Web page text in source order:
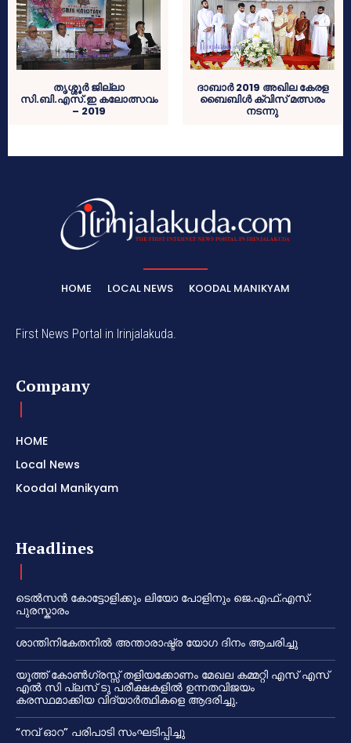
തൃശ്ശൂര്‍ ജില്ലാ
സി.ബി.എസ്.ഇ കലോത്സവം
– 2019
ദാബാര്‍ 2019 അഖില കേരള
ബൈബിള്‍ ക്വിസ് മത്സരം
നടന്നു
HOME LOCAL NEWS KOODAL MANIKYAM
First News Portal in Irinjalakuda.
Company
HOME
Local News
Koodal Manikyam
Headlines
ടെൽസൻ കോട്ടോളിക്കും ലിയോ പോളിനും ജെ.എഫ്.എസ്.
പുരസ്കാരം
ശാന്തിനികേതനിൽ അന്താരാഷ്ട്ര യോഗ ദിനം ആചരിച്ചു
യൂത്ത് കോൺഗ്രസ്സ് തളിയക്കോണം മേഖല കമ്മറ്റി എസ് എസ്
എൽ സി പ്ലസ് ടു പരീക്ഷകളിൽ ഉന്നതവിജയം
കരസ്ഥമാക്കിയ വിദ്യാർത്ഥികളെ ആദരിച്ചു.
“നവ് ഓറ” പരിപാടി സംഘടിപ്പിച്ചു